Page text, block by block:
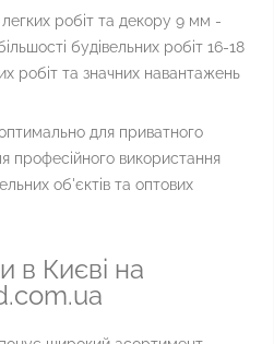
робіт та декору 9 мм -
будівельних робіт 16-18
робіт та значних навантажень
для приватного
професійного використання
об'єктів та оптових
в Києві на